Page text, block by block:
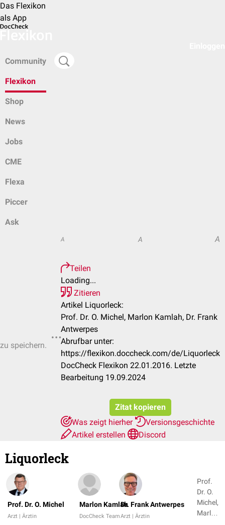
Das Flexikon
als App
Community
Flexikon
Shop
News
Jobs
CME
Flexa
Piccer
Ask
speichern.
A A A
Teilen
Loading...
Zitieren
Artikel Liquorleck:
Prof. Dr. O. Michel, Marlon Kamlah, Dr. Frank
Antwerpes
Abrufbar unter:
https://flexikon.doccheck.com/de/Liquorleck
DocCheck Flexikon 22.01.2016. Letzte
Bearbeitung 19.09.2024
Zitat kopieren
Was zeigt hierher
Versionsgeschichte
Artikel erstellen
Discord
Liquorleck
Prof. Dr. O. Michel
Arzt | Ärztin
Marlon Kamlah
DocCheck Team
Dr. Frank Antwerpes
Arzt | Ärztin
Prof.
Dr. O.
Michel,
Marlon